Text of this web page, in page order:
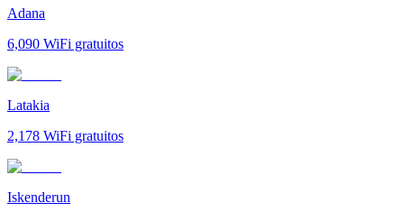
Adana
6,090 WiFi gratuitos
Latakia
2,178 WiFi gratuitos
Iskenderun